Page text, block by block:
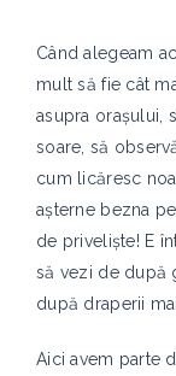
Când alegeam
mult să fie cât
asupra orașului,
soare, să
cum licăresc
așterne bezna
de priveliște! E
să vezi de după
după draperii
Aici avem parte